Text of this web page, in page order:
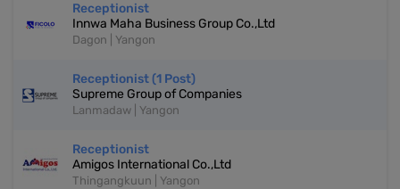
Receptionist
Innwa Maha Business Group Co.,Ltd
Dagon | Yangon
Receptionist (1 Post)
Supreme Group of Companies
Lanmadaw | Yangon
Receptionist
Amigos International Co.,Ltd
Thingangkuun | Yangon